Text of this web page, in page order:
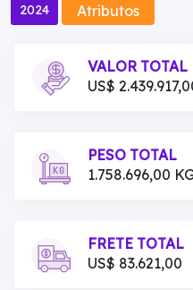
2024 Atributos
VALOR TOTAL
US$
PESO TOTAL
1.758.696,00
FRETE TOTAL
US$ 83.621,00